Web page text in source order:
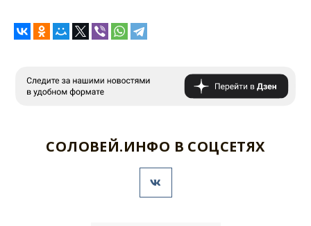
СОЛОВЕЙ.ИНФО В СОЦСЕТЯХ